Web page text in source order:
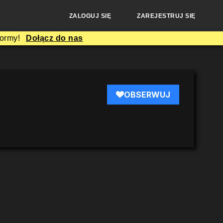
ZALOGUJ SIĘ ZAREJESTRUJ SIĘ
Dołącz do nas
OBSERWUJ